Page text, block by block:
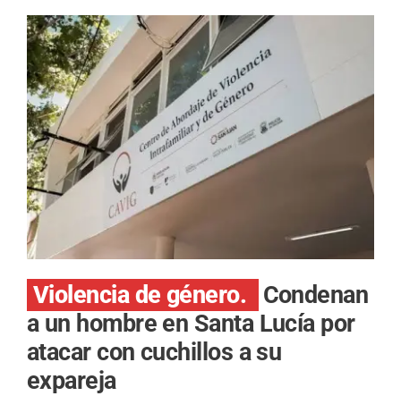
Violencia de género.
Condenan
a un hombre en Santa Lucía por
atacar con cuchillos a su
expareja